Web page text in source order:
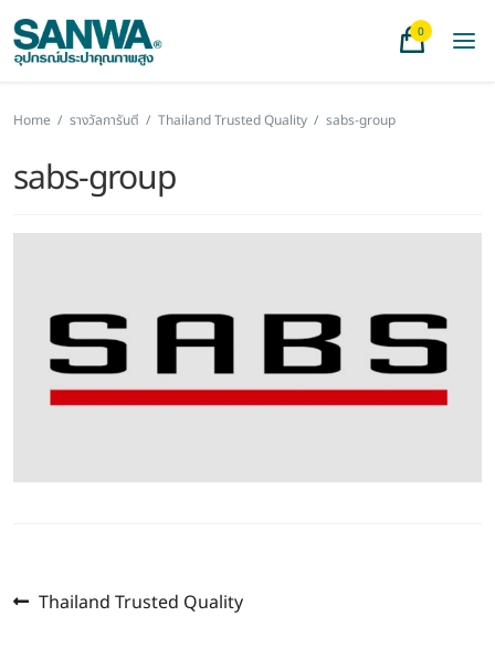
0
Home / รางวัลการันตี / Thailand Trusted Quality / sabs-group
sabs-group
แนะแนว
Previous
Thailand Trusted Quality